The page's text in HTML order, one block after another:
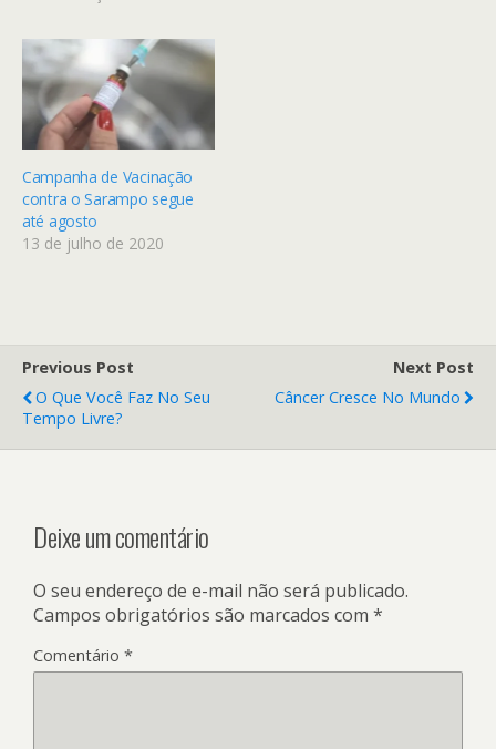
Campanha de Vacinação
contra o Sarampo segue
até agosto
13 de julho de 2020
Previous Post
O Que Você Faz No Seu
Tempo Livre?
Next Post
Câncer Cresce No Mundo
Deixe um comentário
O seu endereço de e-mail não será publicado.
Campos obrigatórios são marcados com *
Comentário *